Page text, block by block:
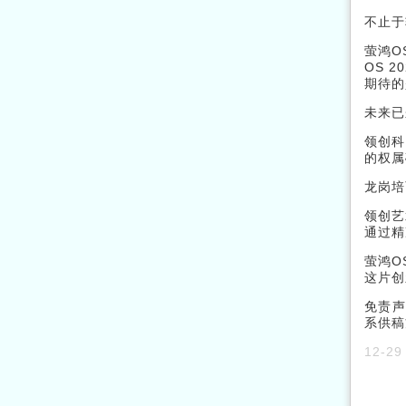
不止
萤鸿
OS
期待
未来
领创
的权
龙岗
领创
通过
萤鸿
这片
免责
系供
12-29